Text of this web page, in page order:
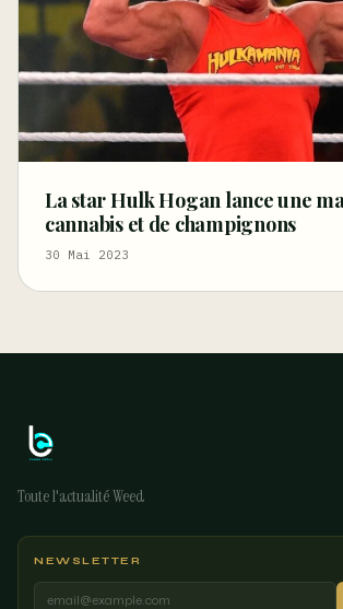
La star Hulk Hogan lance une
cannabis et de champignons
30 Mai 2023
Toute l'actualité Weed
NEWSLETTER